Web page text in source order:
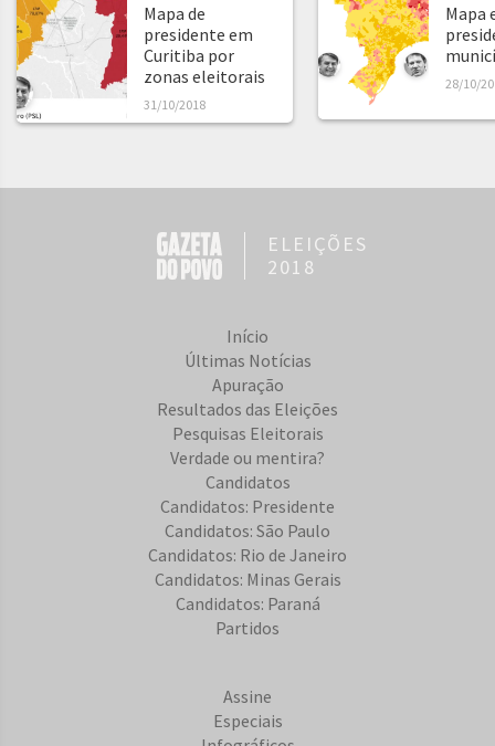
Mapa de
presidente em
Curitiba por
zonas eleitorais
31/10/2018
Mapa
28/10/
ELEIÇÕES
2018
Início
Últimas Notícias
Apuração
Resultados das Eleições
Pesquisas Eleitorais
Verdade ou mentira?
Candidatos
Candidatos: Presidente
Candidatos: São Paulo
Candidatos: Rio de Janeiro
Candidatos: Minas Gerais
Candidatos: Paraná
Partidos
Assine
Especiais